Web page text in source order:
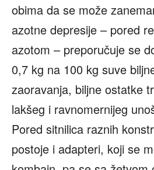
obima da se može
azotne depresije – pored
azotom – preporučuje se
0,7 kg na 100 kg suve
zaoravanja, biljne ostatke
lakšeg i ravnomernijeg
Pored sitnilica raznih
postoje i adapteri, koji se